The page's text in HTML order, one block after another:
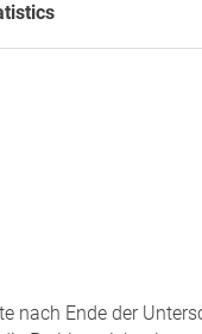
nach Ende der